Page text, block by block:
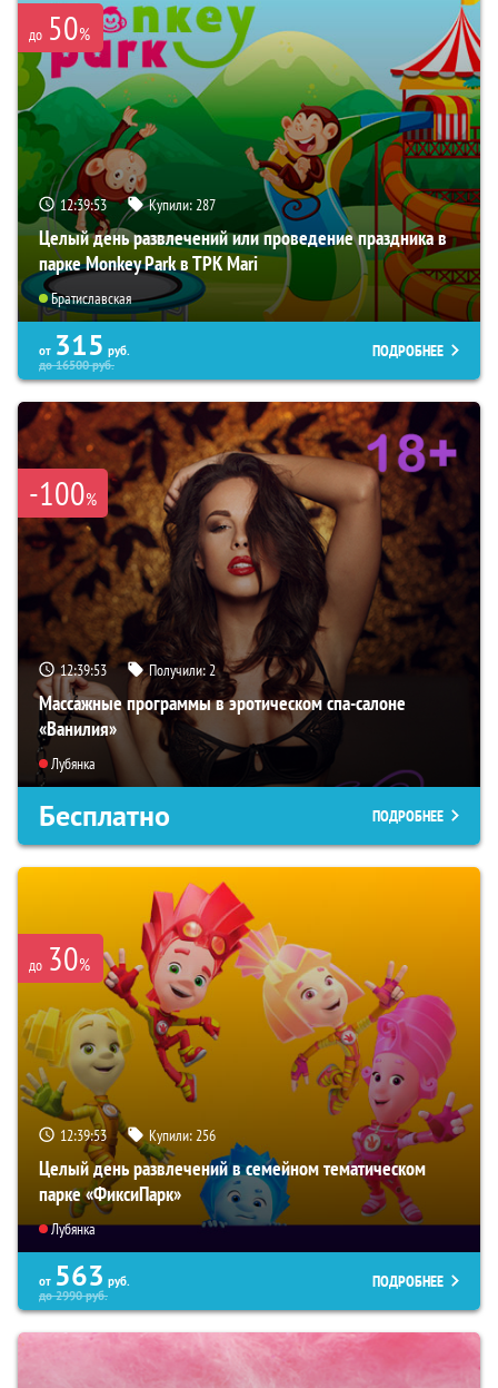
до 50%
12:39:52 Купили:287
Целый день развлечений или проведение праздника в
парке Monkey Park в ТРК Mari
Братиславская
от 315 руб.
до16500руб.
ПОДРОБНЕЕ
-100%
12:39:52 Получили:2
Массажные программы в эротическом спа-салоне
«Ванилия»
Лубянка
Бесплатно ПОДРОБНЕЕ
до 30%
12:39:52 Купили:256
Целый день развлечений в семейном тематическом
парке «ФиксиПарк»
Лубянка
от 563 руб.
до2990руб.
ПОДРОБНЕЕ